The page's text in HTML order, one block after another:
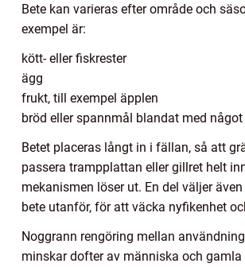
Bete kan varieras efter område och
exempel är:
kött- eller fiskrester
ägg
frukt, till exempel äpplen
bröd eller spannmål blandat med
Betet placeras långt in i fällan, så att
passera trampplattan eller gillret helt
mekanismen löser ut. En del väljer
bete utanför, för att väcka nyfikenhet
Noggrann rengöring mellan
minskar dofter av människa och gamla